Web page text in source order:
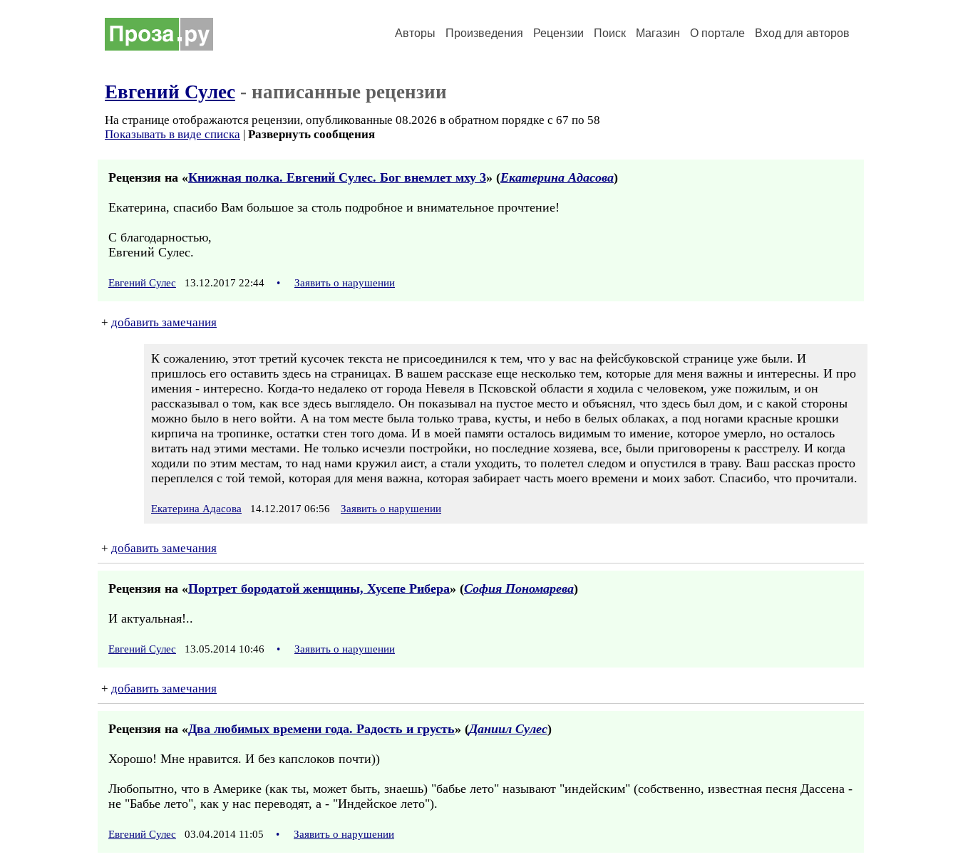
Авторы Произведения Рецензии Поиск Магазин О портале Вход для авторов
Евгений Сулес - написанные рецензии
На странице отображаются рецензии, опубликованные 08.2026 в обратном порядке с 67 по 58
Показывать в виде списка | Развернуть сообщения
Рецензия на «Книжная полка. Евгений Сулес. Бог внемлет мху 3» (Екатерина Адасова)
Екатерина, спасибо Вам большое за столь подробное и внимательное прочтение!
С благодарностью,
Евгений Сулес.
Евгений Сулес 13.12.2017 22:44 • Заявить о нарушении
+ добавить замечания
К сожалению, этот третий кусочек текста не присоединился к тем, что у вас на фейсбуковской странице уже были. И
пришлось его оставить здесь на страницах. В вашем рассказе еще несколько тем, которые для меня важны и интересны. И про
имения - интересно. Когда-то недалеко от города Невеля в Псковской области я ходила с человеком, уже пожилым, и он
рассказывал о том, как все здесь выглядело. Он показывал на пустое место и объяснял, что здесь был дом, и с какой стороны
можно было в него войти. А на том месте была только трава, кусты, и небо в белых облаках, а под ногами красные крошки
кирпича на тропинке, остатки стен того дома. И в моей памяти осталось видимым то имение, которое умерло, но осталось
витать над этими местами. Не только исчезли постройки, но последние хозяева, все, были приговорены к расстрелу. И когда
ходили по этим местам, то над нами кружил аист, а стали уходить, то полетел следом и опустился в траву. Ваш рассказ просто
переплелся с той темой, которая для меня важна, которая забирает часть моего времени и моих забот. Спасибо, что прочитали.
Екатерина Адасова 14.12.2017 06:56 Заявить о нарушении
+ добавить замечания
Рецензия на «Портрет бородатой женщины, Хусепе Рибера» (София Пономарева)
И актуальная!..
Евгений Сулес 13.05.2014 10:46 • Заявить о нарушении
+ добавить замечания
Рецензия на «Два любимых времени года. Радость и грусть» (Даниил Сулес)
Хорошо! Мне нравится. И без капслоков почти))
Любопытно, что в Америке (как ты, может быть, знаешь) "бабье лето" называют "индейским" (собственно, известная песня Дассена -
не "Бабье лето", как у нас переводят, а - "Индейское лето").
Евгений Сулес 03.04.2014 11:05 • Заявить о нарушении